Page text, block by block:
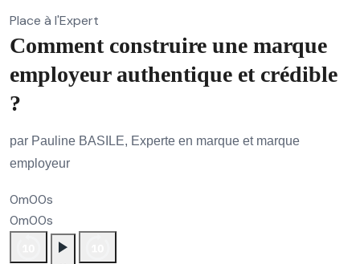
Place à l'Expert
Comment construire une marque
employeur authentique et crédible
?
par Pauline BASILE, Experte en marque et marque
employeur
0m00s
0m00s